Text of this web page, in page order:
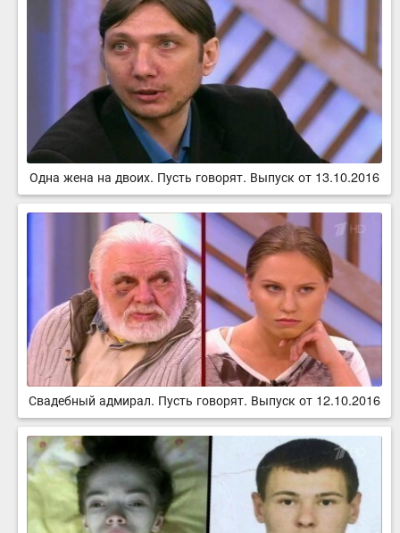
Одна жена на двоих. Пусть говорят. Выпуск от 13.10.2016
Свадебный адмирал. Пусть говорят. Выпуск от 12.10.2016